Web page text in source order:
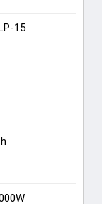
15